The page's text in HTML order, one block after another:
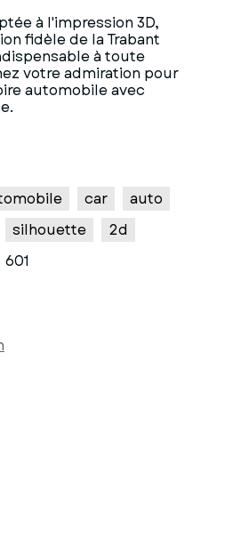
à l'impression 3D,
fidèle de la Trabant
à toute
votre admiration pour
automobile avec
car
auto
silhouette
2d
601